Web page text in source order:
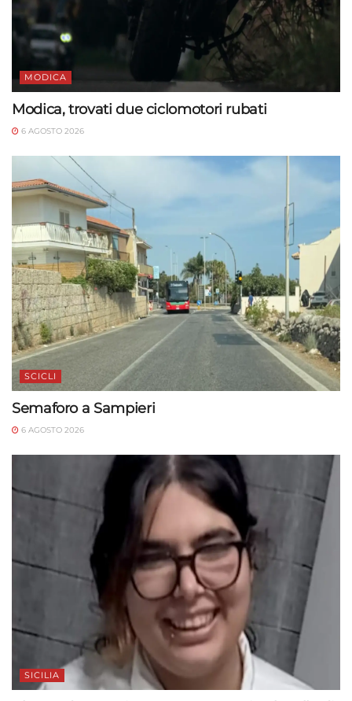
MODICA
Modica, trovati due ciclomotori rubati
6 AGOSTO 2026
SCICLI
Semaforo a Sampieri
6 AGOSTO 2026
SICILIA